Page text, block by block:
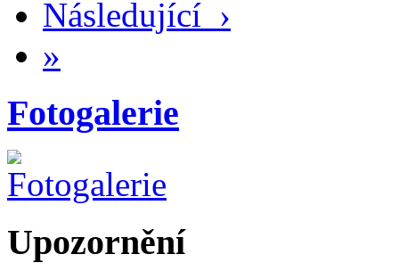
Následující ›
»
Fotogalerie
Upozornění